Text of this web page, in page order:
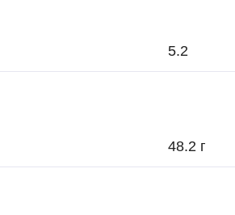
5.2
48.2 г